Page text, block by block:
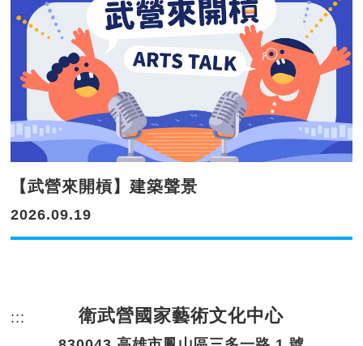
【武營來開槓】建築聲景
2026.09.19
::: 頁尾網站資訊。
衛武營國家藝術文化中心